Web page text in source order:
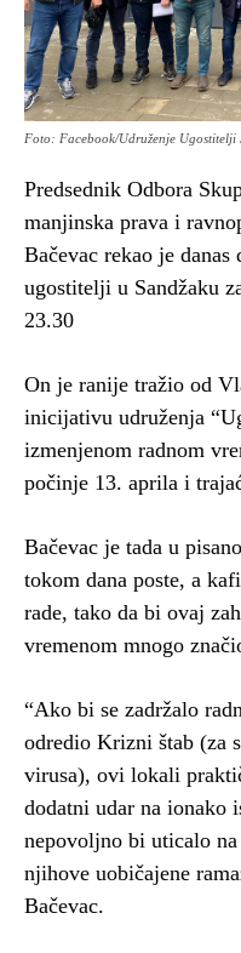
Foto: Facebook/Udruženje Ugostitelji
Predsednik Odbora
manjinska prava i
Bačevac rekao je
ugostitelji u Sandžaku
23.30
On je ranije tražio od
inicijativu udruženja
izmenjenom radnom
počinje 13. aprila i
Bačevac je tada u
tokom dana poste, a
rade, tako da bi ovaj
vremenom mnogo
“Ako bi se zadržalo
odredio Krizni štab (za
virusa), ovi lokali
dodatni udar na ionako
nepovoljno bi uticalo
njihove uobičajene
Bačevac.